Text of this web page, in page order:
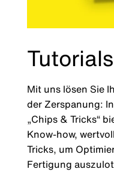
Tutorials
Mit uns lösen Sie
der Zerspanung:
„Chips & Tricks“
Know-how,
Tricks, um
Fertigung